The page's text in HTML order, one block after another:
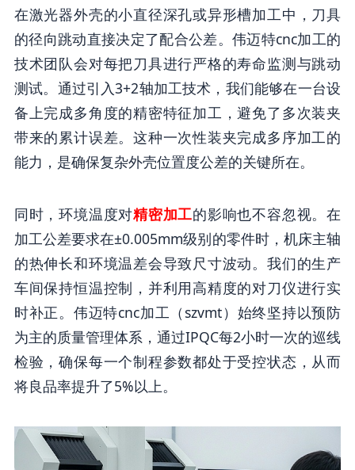
在激光器外壳的小直径深孔或异形槽加工中，刀具
的径向跳动直接决定了配合公差。伟迈特cnc加工的
技术团队会对每把刀具进行严格的寿命监测与跳动
测试。通过引入3+2轴加工技术，我们能够在一台设
备上完成多角度的精密特征加工，避免了多次装夹
带来的累计误差。这种一次性装夹完成多序加工的
能力，是确保复杂外壳位置度公差的关键所在。
同时，环境温度对精密加工的影响也不容忽视。在
加工公差要求在±0.005mm级别的零件时，机床主轴
的热伸长和环境温差会导致尺寸波动。我们的生产
车间保持恒温控制，并利用高精度的对刀仪进行实
时补正。伟迈特cnc加工（szvmt）始终坚持以预防
为主的质量管理体系，通过IPQC每2小时一次的巡线
检验，确保每一个制程参数都处于受控状态，从而
将良品率提升了5%以上。